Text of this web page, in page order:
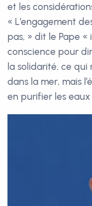
et les
« L’engagement
pas, » dit le Pape
conscience pour
la solidarité, ce qui
dans la mer, mais
en purifier les eaux